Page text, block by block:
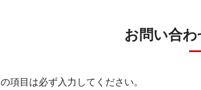
お問い合
の項目は必ず入力してください。